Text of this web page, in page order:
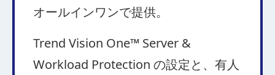
オールインワンで提供。
Trend Vision One™ Server &
Workload Protection の設定と、有人